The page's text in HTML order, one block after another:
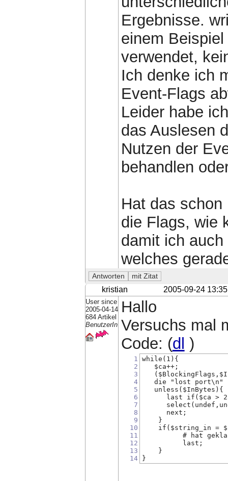
Ergebnisse.
einem
verwendet,
Ich denke ich
Event-Flags
Leider habe
das Auslesen
Nutzen der
behandlen
Hat das
die Flags, wie
damit ich
welches
kristian 2005-09-24 13:35
User since
2005-04-14
684 Artikel
BenutzerIn
Hallo
Versuchs mal
Code: (dl )
1
2
3
4
5
6
7
8
9
10
11
12
13
14
while(1){
   $ca++;
die "lost port\n"
   unless($InBytes){
last if($ca >
      next;
    }
if($string_in =
# hat
          last;
    }
}